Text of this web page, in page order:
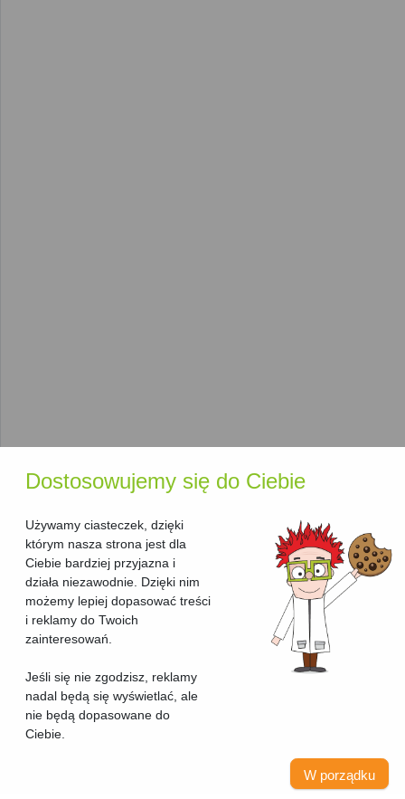
Dostosowujemy się do Ciebie
Używamy ciasteczek, dzięki
którym nasza strona jest dla
Ciebie bardziej przyjazna i
działa niezawodnie. Dzięki nim
możemy lepiej dopasować treści
i reklamy do Twoich
zainteresowań.
Jeśli się nie zgodzisz, reklamy
nadal będą się wyświetlać, ale
nie będą dopasowane do
Ciebie.
W porządku